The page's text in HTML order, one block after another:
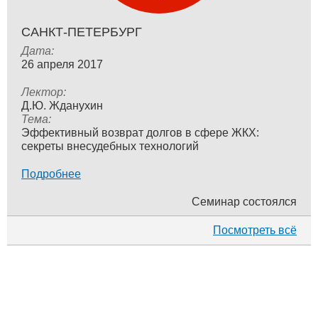
САНКТ-ПЕТЕРБУРГ
Дата:
26 апреля 2017
Лектор:
Д.Ю. Жданухин
Тема:
Эффективный возврат долгов в сфере ЖКХ:
секреты внесудебных технологий
Подробнее
Семинар состоялся
Посмотреть всё